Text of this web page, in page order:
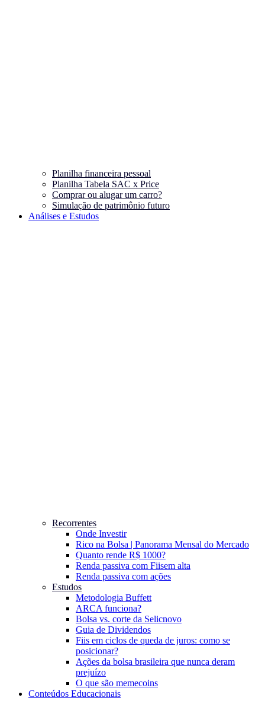
Planilha financeira pessoal
Planilha Tabela SAC x Price
Comprar ou alugar um carro?
Simulação de patrimônio futuro
Análises e Estudos
Recorrentes
Onde Investir
Rico na Bolsa | Panorama Mensal do Mercado
Quanto rende R$ 1000?
Renda passiva com Fiisem alta
Renda passiva com ações
Estudos
Metodologia Buffett
ARCA funciona?
Bolsa vs. corte da Selicnovo
Guia de Dividendos
Fiis em ciclos de queda de juros: como se
posicionar?
Ações da bolsa brasileira que nunca deram
prejuízo
O que são memecoins
Conteúdos Educacionais